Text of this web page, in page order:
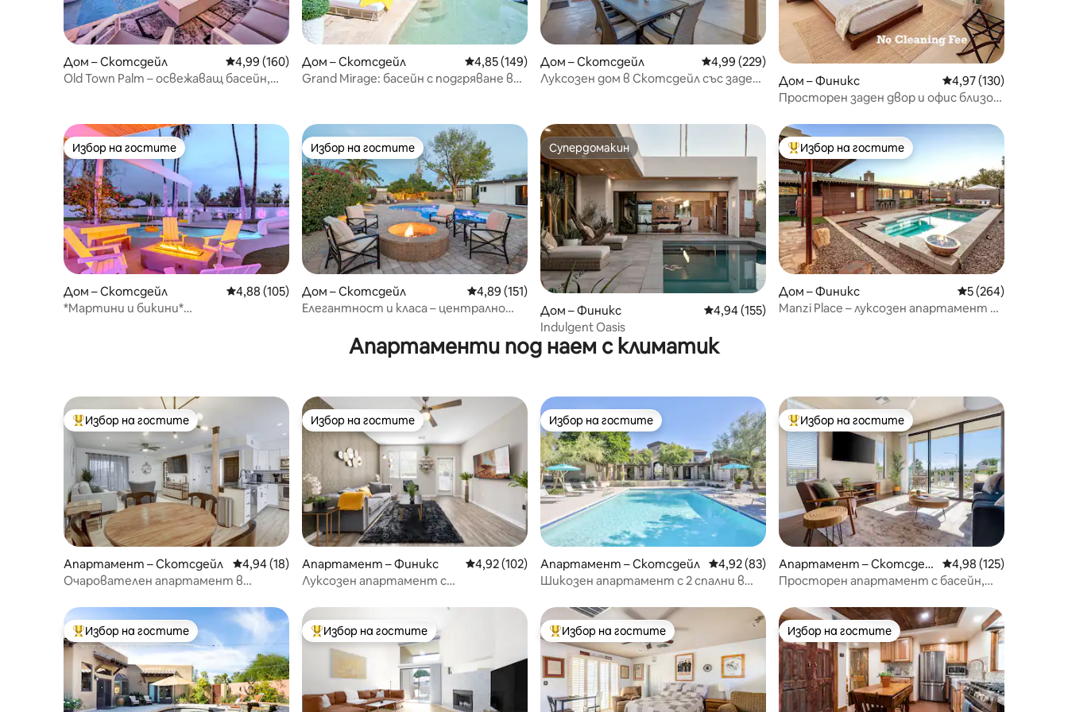
Дом – Скотсдейл Средна оценка: 4,99 от 5, 160 отзива
4,99 (160)
Old Town Palm – освежаващ басейн,
Дом – Скотсдейл Средна оценка: 4,85 от 5, 149 отзива
4,85 (149)
Grand Mirage: басейн с подгряване в
Дом – Скотсдейл Средна оценка: 4,99 от 5, 229 отзива
4,99 (229)
Луксозен дом в Скотсдейл със заден
Дом – Финикс Средна оценка: 4,97
4,97 (130)
Просторен заден двор и офис близо
Избор на гостите
Избор на гостите
Дом – Скотсдейл Средна оценка: 4,88 от 5, 105 отзива
4,88 (105)
*Мартини и бикини*
Избор на гостите
Избор на гостите
Дом – Скотсдейл Средна оценка: 4,89 от 5, 151 отзива
4,89 (151)
Елегантност и класа – централно
Супердомакин
Супердомакин
Дом – Финикс Средна оценка: 4,94 от 5, 155 отзива
4,94 (155)
Indulgent Oasis
Най-популярен избор на гостите
Избор на гостите
Дом – Финикс Средна оценка: 5
5 (264)
Manzi Place – луксозен апартамент с
Апартаменти под наем с климатик
Най-популярен избор на гостите
Избор на гостите
Апартамент – Скотсдейл Средна оценка: 4,94 от 5, 18 отзива
4,94 (18)
Очарователен апартамент в
Избор на гостите
Избор на гостите
Апартамент – Финикс Средна оценка: 4,92 от 5, 102 отзива
4,92 (102)
Луксозен апартамент с
басейн
Избор на гостите
Избор на гостите
Апартамент – Скотсдейл Средна оценка: 4,92 от 5, 83 отзива
4,92 (83)
Шикозен апартамент с 2 спални в
Най-популярен избор на гостите
Избор на гостите
Апартамент – Скотсдей
л
Средна оценка: 4,98
4,98 (125)
Просторен апартамент с басейн,
Най-популярен избор на гостите
Избор на гостите Най-популярен избор на гостите
Избор на гостите Най-популярен избор на гостите
Избор на гостите Избор на гостите
Избор на гостите